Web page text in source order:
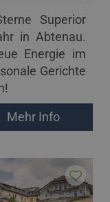
Superior
in Abtenau.
Energie im
Gerichte
Mehr Info